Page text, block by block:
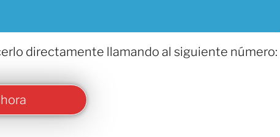
directamente llamando al siguiente número: